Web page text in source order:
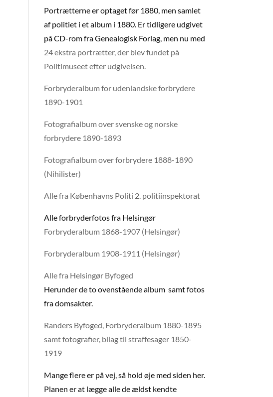
Portrætterne er optaget før 1880, men samlet
af politiet i et album i 1880. Er tidligere udgivet
på CD-rom fra Genealogisk Forlag, men nu med
24 ekstra portrætter, der blev fundet på
Politimuseet efter udgivelsen.
Forbryderalbum for udenlandske forbrydere
1890-1901
Fotografialbum over svenske og norske
forbrydere 1890-1893
Fotografialbum over forbrydere 1888-1890
(Nihilister)
Alle fra Københavns Politi 2. politiinspektorat
Alle forbryderfotos fra Helsingør
Forbryderalbum 1868-1907 (Helsingør)
Forbryderalbum 1908-1911 (Helsingør)
Alle fra Helsingør Byfoged
Herunder de to ovenstående album samt fotos
fra domsakter.
Randers Byfoged, Forbryderalbum 1880-1895
samt fotografier, bilag til straffesager 1850-
1919
Mange flere er på vej, så hold øje med siden her.
Planen er at lægge alle de ældst kendte